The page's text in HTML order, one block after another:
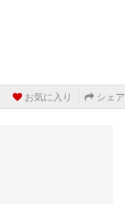
お気に入り シェア